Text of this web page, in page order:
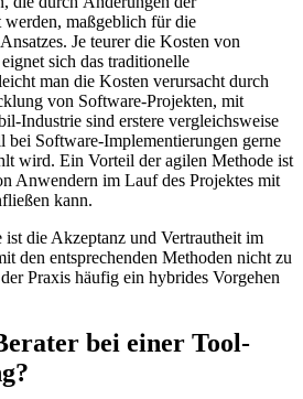
maßgeblich für die
Je teurer die Kosten von
sich das traditionelle
man die Kosten verursacht durch
von Software-Projekten, mit
Industrie sind erstere vergleichsweise
bei Software-Implementierungen gerne
wird. Ein Vorteil der agilen Methode ist
Anwendern im Lauf des Projektes mit
kann.
die Akzeptanz und Vertrautheit im
den entsprechenden Methoden nicht zu
Praxis häufig ein hybrides Vorgehen
bei einer Tool-